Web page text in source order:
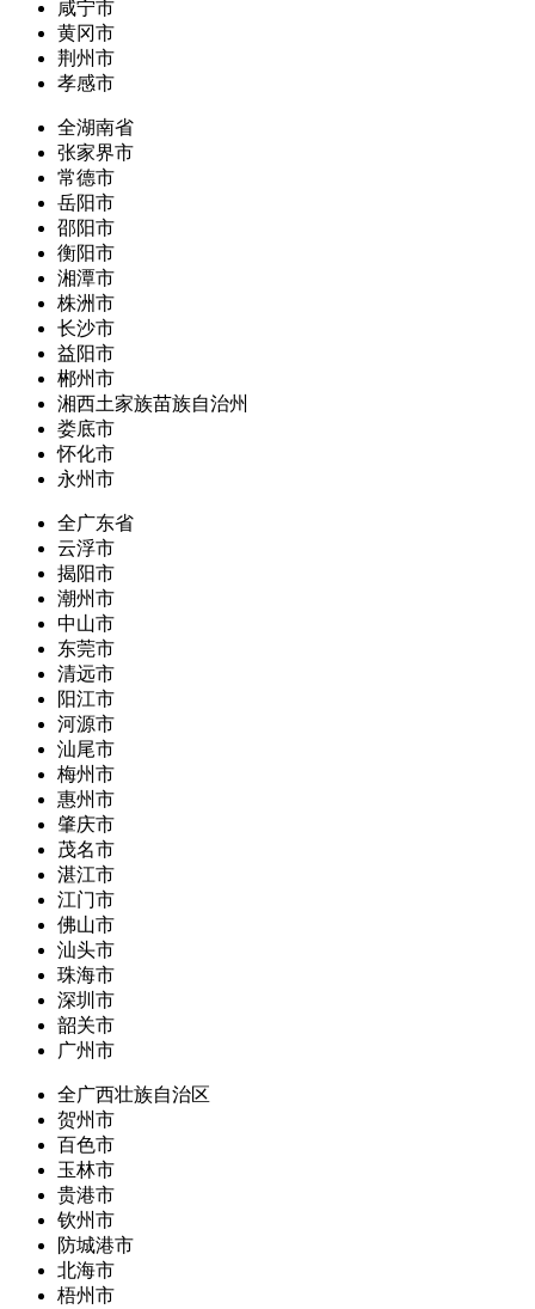
咸宁市
黄冈市
荆州市
孝感市
全湖南省
张家界市
常德市
岳阳市
邵阳市
衡阳市
湘潭市
株洲市
长沙市
益阳市
郴州市
湘西土家族苗族自治州
娄底市
怀化市
永州市
全广东省
云浮市
揭阳市
潮州市
中山市
东莞市
清远市
阳江市
河源市
汕尾市
梅州市
惠州市
肇庆市
茂名市
湛江市
江门市
佛山市
汕头市
珠海市
深圳市
韶关市
广州市
全广西壮族自治区
贺州市
百色市
玉林市
贵港市
钦州市
防城港市
北海市
梧州市